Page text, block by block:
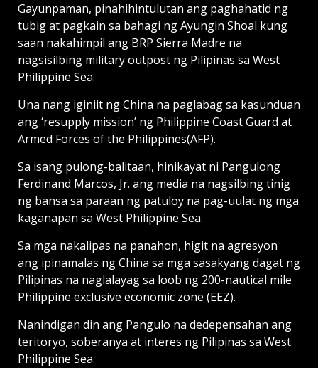
Gayunpaman, pinahihintulutan ang paghahatid ng
tubig at pagkain sa bahagi ng Ayungin Shoal kung
saan nakahimpil ang BRP Sierra Madre na
nagsisilbing military outpost ng Pilipinas sa West
Philippine Sea.
Una nang iginiit ng China na paglabag sa kasunduan
ang ‘resupply mission’ ng Philippine Coast Guard at
Armed Forces of the Philippines(AFP).
Sa isang pulong-balitaan, hinikayat ni Pangulong
Ferdinand Marcos, Jr. ang media na nagsilbing tinig
ng bansa sa paraan ng patuloy na pag-uulat ng mga
kaganapan sa West Philippine Sea.
Sa mga nakalipas na panahon, higit na agresyon
ang ipinamalas ng China sa mga sasakyang dagat ng
Pilipinas na naglalayag sa loob ng 200-nautical mile
Philippine exclusive economic zone (EEZ).
Nanindigan din ang Pangulo na dedepensahan ang
teritoryo, soberanya at interes ng Pilipinas sa West
Philippine Sea.